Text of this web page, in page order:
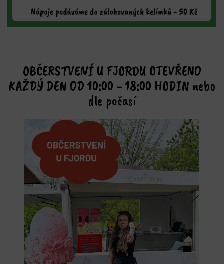
KAŽDÝ DEN OD 10:00 - 18:00 HODIN nebo
dle počasí